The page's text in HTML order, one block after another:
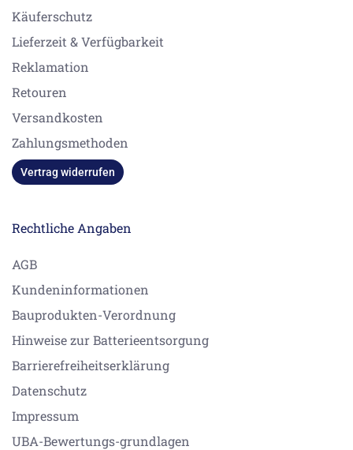
Käuferschutz
Lieferzeit & Verfügbarkeit
Reklamation
Retouren
Versandkosten
Zahlungsmethoden
Vertrag widerrufen
Rechtliche Angaben
AGB
Kundeninformationen
Bauprodukten-Verordnung
Hinweise zur Batterieentsorgung
Barrierefreiheitserklärung
Datenschutz
Impressum
UBA-Bewertungs-grundlagen